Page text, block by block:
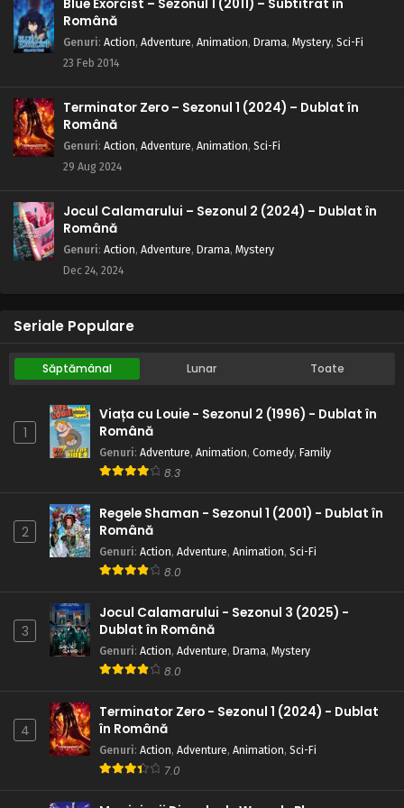
Naruto – Sezonul 1 Episodul 7 – Asasinul ceții
Eps 7 - Asasinul ceții - 24 July, 2025
periculoasă: Călătoria spre tărâmul valurilor
Eps 6 - O călătorie periculoasă: Călătoria spre tărâmul
valurilor - 24 July, 2025
finală a lui Kakashi
Eps 5 - Ai ratat: Decizia finală a lui Kakashi - 24 July, 2025
Naruto – Sezonul 1 Episodul 4 – Treci sau pici:
2025
Naruto – Sezonul 1 Episodul 3 – Sasuke și
Eps 3 - Sasuke și Sakura: prieteni sau dușmani - 24 July,
2025
Naruto – Sezonul 1 Episodul 2 – Mă numesc
Eps 2 - Mă numesc Konohamaru - 24 July, 2025
Naruto – Sezonul 1 Episodul 1 – Intră în scenă
Naruto Uzumaki
Blue Exorcist – Sezonul 1 (2011) – Subtitrat în
Română
Genuri: Action, Adventure, Animation, Drama, Mystery, Sci-Fi
23 Feb 2014
Terminator Zero – Sezonul 1 (2024) – Dublat în
Română
Genuri: Action, Adventure, Animation, Sci-Fi
29 Aug 2024
Jocul Calamarului – Sezonul 2 (2024) – Dublat în
Română
Genuri: Action, Adventure, Drama, Mystery
Dec 24, 2024
Seriale Populare
Săptămânal Lunar Toate
1
Viața cu Louie - Sezonul 2 (1996) - Dublat în
Română
Genuri: Adventure, Animation, Comedy, Family
8.3
2
Regele Shaman - Sezonul 1 (2001) - Dublat în
Română
Genuri: Action, Adventure, Animation, Sci-Fi
8.0
3
Jocul Calamarului - Sezonul 3 (2025) -
Dublat în Română
Genuri: Action, Adventure, Drama, Mystery
8.0
4
Terminator Zero - Sezonul 1 (2024) - Dublat
în Română
Genuri: Action, Adventure, Animation, Sci-Fi
7.0